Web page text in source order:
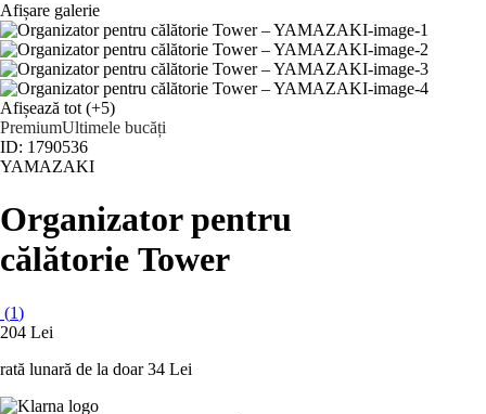
Afișare galerie
Afișează tot (+5)
PremiumUltimele bucăți
ID: 1790536
YAMAZAKI
Organizator pentru
călătorie Tower
(1)
204 Lei
rată lunară de la doar 34 Lei